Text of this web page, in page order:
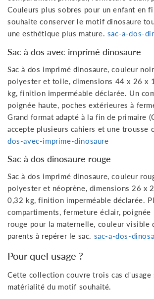
Couleurs plus sobres pour un enfant en
souhaite conserver le motif dinosaure
une esthétique plus mature. sac-a-dos-
Sac à dos avec imprimé dinosaure
Sac à dos imprimé dinosaure, couleur
polyester et toile, dimensions 44 x 26 x
kg, finition imperméable déclarée. Un
poignée haute, poches extérieures à
Grand format adapté à la fin de primaire
accepte plusieurs cahiers et une trousse
dos-avec-imprime-dinosaure
Sac à dos dinosaure rouge
Sac à dos imprimé dinosaure, couleur
polyester et néoprène, dimensions 26 x
0,32 kg, finition imperméable déclarée.
compartiments, fermeture éclair, poignée
rouge pour la maternelle, couleur visible
parents à repérer le sac. sac-a-dos-
Pour quel usage ?
Cette collection couvre trois cas d'usage
matérialité du motif souhaité.